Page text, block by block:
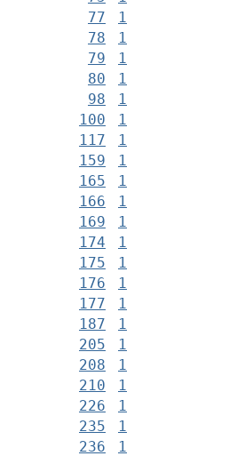
77
1
78
1
79
1
80
1
98
1
100
1
117
1
159
1
165
1
166
1
169
1
174
1
175
1
176
1
177
1
187
1
205
1
208
1
210
1
226
1
235
1
236
1